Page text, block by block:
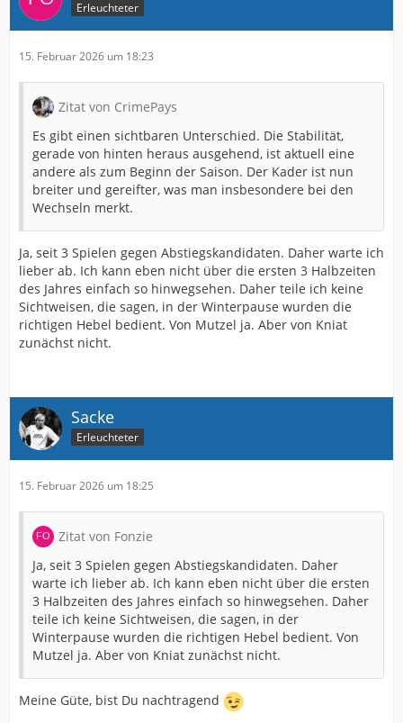
Erleuchteter
15. Februar 2026 um 18:23
Zitat von CrimePays
Es gibt einen sichtbaren Unterschied. Die Stabilität,
gerade von hinten heraus ausgehend, ist aktuell eine
andere als zum Beginn der Saison. Der Kader ist nun
breiter und gereifter, was man insbesondere bei den
Wechseln merkt.
Ja, seit 3 Spielen gegen Abstiegskandidaten. Daher warte ich
lieber ab. Ich kann eben nicht über die ersten 3 Halbzeiten
des Jahres einfach so hinwegsehen. Daher teile ich keine
Sichtweisen, die sagen, in der Winterpause wurden die
richtigen Hebel bedient. Von Mutzel ja. Aber von Kniat
zunächst nicht.
Sacke
Erleuchteter
15. Februar 2026 um 18:25
Zitat von Fonzie
Ja, seit 3 Spielen gegen Abstiegskandidaten. Daher
warte ich lieber ab. Ich kann eben nicht über die ersten
3 Halbzeiten des Jahres einfach so hinwegsehen. Daher
teile ich keine Sichtweisen, die sagen, in der
Winterpause wurden die richtigen Hebel bedient. Von
Mutzel ja. Aber von Kniat zunächst nicht.
Meine Güte, bist Du nachtragend